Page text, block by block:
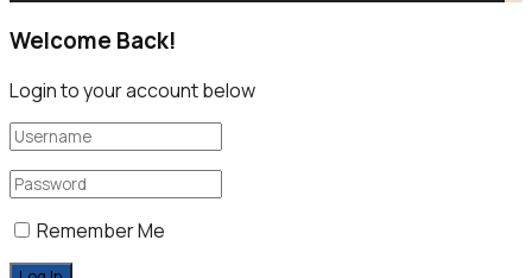
Welcome Back!
Login to your account below
Remember Me